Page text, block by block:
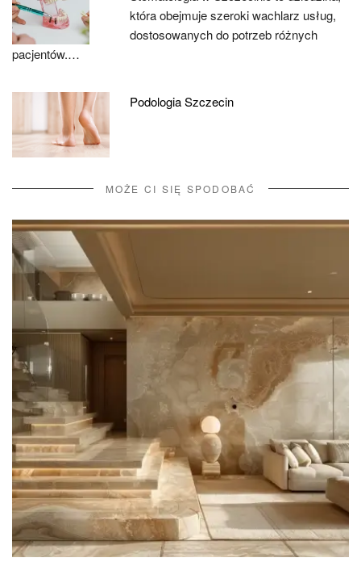
która obejmuje szeroki wachlarz usług,
dostosowanych do potrzeb różnych
pacjentów.…
Podologia Szczecin
MOŻE CI SIĘ SPODOBAĆ